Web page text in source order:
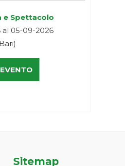
e Spettacolo
05-09-2026
Sitemap